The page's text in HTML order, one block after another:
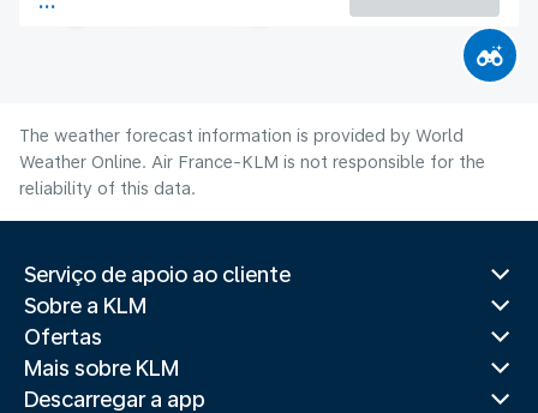
Flight time
The weather forecast information is provided by World
Weather Online. Air France-KLM is not responsible for the
reliability of this data.
Serviço de apoio ao cliente
Sobre a KLM
Ofertas
Mais sobre KLM
Descarregar a app